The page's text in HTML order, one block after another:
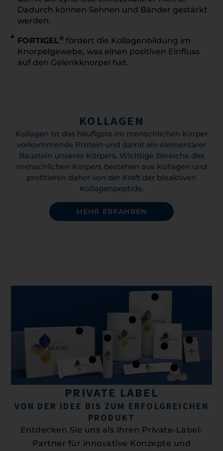
Dadurch können Sehnen und Bänder gestärkt
werden.
FORTIGEL®fördert die Kollagenbildung im
Knorpelgewebe, was einen positiven Einfluss
auf den Gelenkknorpel hat.
KOLLAGEN
Kollagen ist das häufigste im menschlichen Körper
vorkommende Protein und damit ein elementarer
Baustein unseres Körpers. Wichtige Bereiche des
menschlichen Körpers bestehen aus Kollagen und
profitieren daher von der Kraft der bioaktiven
Kollagenpeptide.
MEHR ERFAHREN
PRIVATE LABEL
VON DER IDEE BIS ZUM ERFOLGREICHEN
PRODUKT
Entdecken Sie uns als Ihren Private-Label-
Partner für innovative Konzepte und